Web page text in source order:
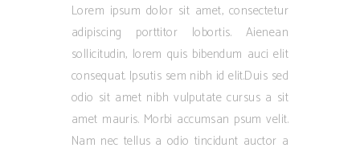
Lorem ipsum dolor sit amet, consectetur
adipiscing porttitor lobortis. Aienean
sollicitudin, lorem quis bibendum auci elit
consequat. Ipsutis sem nibh id elit.Duis sed
odio sit amet nibh vulputate cursus a sit
amet mauris. Morbi accumsan psum velit.
Nam nec tellus a odio tincidunt auctor a